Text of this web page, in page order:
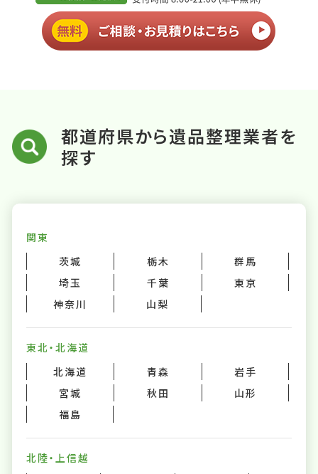
都道府県から遺品整理業者を
探す
関東
茨城
栃木
群馬
埼玉
千葉
東京
神奈川
山梨
東北・北海道
北海道
青森
岩手
宮城
秋田
山形
福島
北陸・上信越